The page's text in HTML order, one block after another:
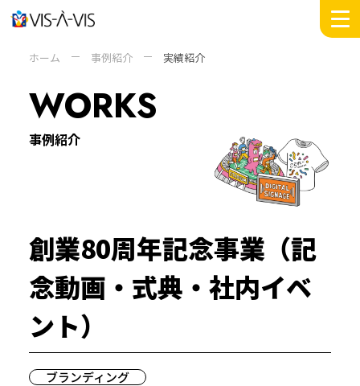
MESSAGE
INSIGHTS
DOMAIN
COMPANY +
SUSTAINABILITY
NEWS
RECRUIT
ホーム 事例紹介 実績紹介
WORKS
事例紹介
創業80周年記念事業（記
念動画・式典・社内イベ
ント）
ブランディング